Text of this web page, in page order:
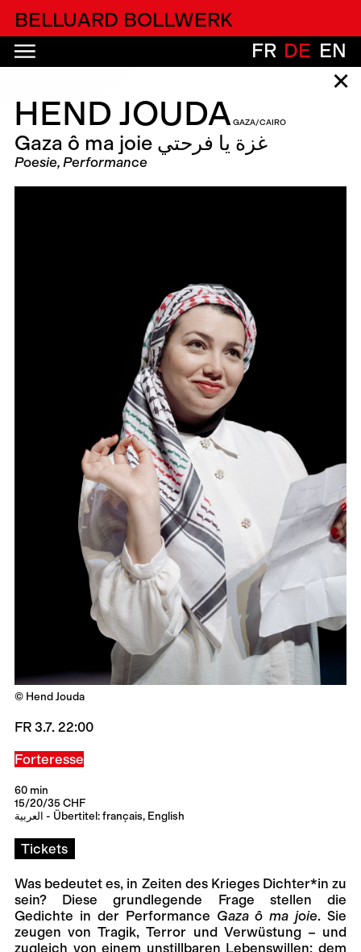
BELLUARD BOLLWERK
FR DE EN
✕
© Hend Jouda
HEND JOUDA GAZA/CAIRO
Gaza ô ma joie غزة يا فرحتي
Poesie, Performance
Was bedeutet es, in Zeiten des Krieges Dichter*in zu
sein? Diese grundlegende Frage stellen die
Gedichte in der Performance Gaza ô ma joie. Sie
zeugen von Tragik, Terror und Verwüstung – und
zugleich von einem unstillbaren Lebenswillen: dem
FR 3.7. 22:00
Forteresse
60 min
15/20/35 CHF
العربية - Übertitel: français, English
Tickets